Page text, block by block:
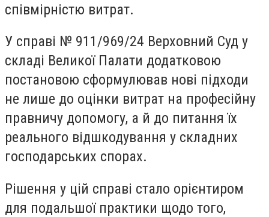
співмірністю витрат.
У справі № 911/969/24 Верховний Суд у
складі Великої Палати додатковою
постановою сформулював нові підходи
не лише до оцінки витрат на професійну
правничу допомогу, а й до питання їх
реального відшкодування у складних
господарських спорах.
Рішення у цій справі стало орієнтиром
для подальшої практики щодо того,